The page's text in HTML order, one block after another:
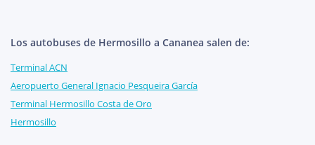
Los autobuses de Hermosillo a Cananea salen de:
Terminal ACN
Aeropuerto General Ignacio Pesqueira García
Terminal Hermosillo Costa de Oro
Hermosillo